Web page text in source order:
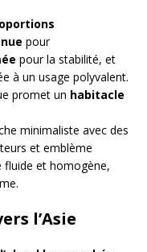
pour
pour la stabilité, et
à un usage polyvalent.
promet un habitacle
minimaliste avec des
et emblème
fluide et homogène,
l’Asie